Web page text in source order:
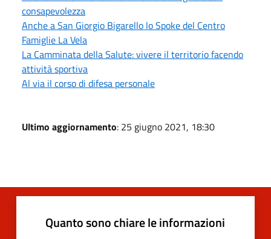
consapevolezza
Anche a San Giorgio Bigarello lo Spoke del Centro
Famiglie La Vela
La Camminata della Salute: vivere il territorio facendo
attività sportiva
Al via il corso di difesa personale
Ultimo aggiornamento: 25 giugno 2021, 18:30
Quanto sono chiare le informazioni